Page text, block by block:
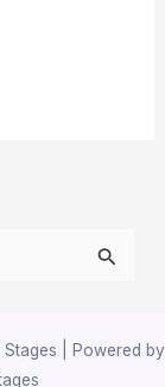
| Powered by